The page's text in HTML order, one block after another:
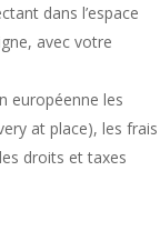
dans l’espace
avec votre
européenne les
at place), les frais
droits et taxes